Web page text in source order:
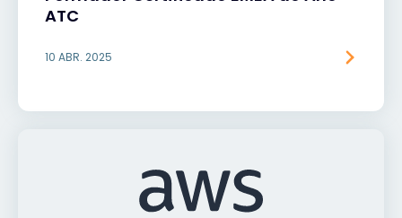
ATC
10 ABR. 2025